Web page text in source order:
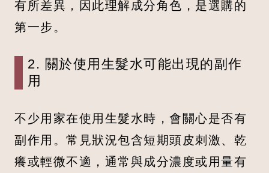
有所差異，因此理解成分角色，是選購的
第一步。
2. 關於使用生髮水可能出現的副作
用
不少用家在使用生髮水時，會關心是否有
副作用。常見狀況包含短期頭皮刺激、乾
癢或輕微不適，通常與成分濃度或用量有